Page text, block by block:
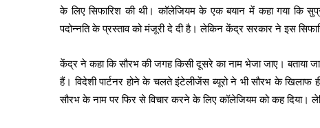
के लिए सिफारिश की थी। कॉलेजियम के एक बयान में कहा गया कि
पदोन्नति के प्रस्ताव को मंजूरी दे दी है। लेकिन केंद्र सरकार ने इस
केंद्र ने कहा कि सौरभ की जगह किसी दूसरे का नाम भेजा जाए। बताया
हैं। विदेशी पार्टनर होने के चलते इंटेलीजेंस ब्यूरो ने भी सौरभ के खिलाफ
सौरभ के नाम पर फिर से विचार करने के लिए कॉलेजियम को कह दिया।